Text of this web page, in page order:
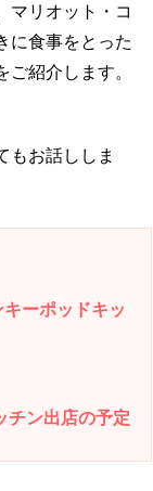
マリオット・コ
に食事をとった
ご紹介します。
もお話ししま
ーポッドキッ
チン出店の予定